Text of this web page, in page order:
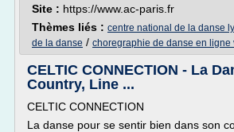
Site : https://www.ac-paris.fr
Thèmes liés : centre national de la danse
de la danse / choregraphie de danse en ligne
CELTIC CONNECTION - La
Country, Line ...
CELTIC CONNECTION
La danse pour se sentir bien dans son